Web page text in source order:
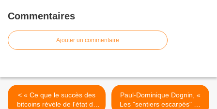
Commentaires
Ajouter un commentaire
< « Ce que le succès des
bitcoins révèle de l'état du
Paul-Dominique Dognin, «
Les "sentiers escarpés" de